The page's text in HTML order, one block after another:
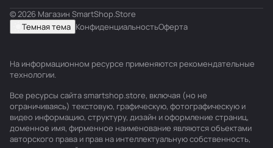
© 2026 Магазин SmartShop.Store
Темная тема КонфиденциальностьОферта
На информационном ресурсе применяются рекомендательные
технологии.
Все ресурсы сайта smartshop.store, включая (но не
ограничиваясь) текстовую, графическую, фотографическую и
видео информацию, структуру, дизайн и оформление страниц,
доменное имя, фирменное наименование являются объектами
авторского права и прав на интеллектуальную собственность,